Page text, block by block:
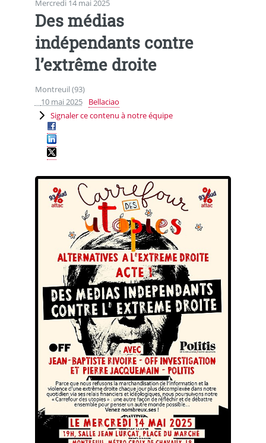
Mercredi 14 mai 2025
Des médias
indépendants contre
l’extrême droite
Montreuil (93)
10 mai 2025
Bellaciao
Signaler ce contenu à notre équipe